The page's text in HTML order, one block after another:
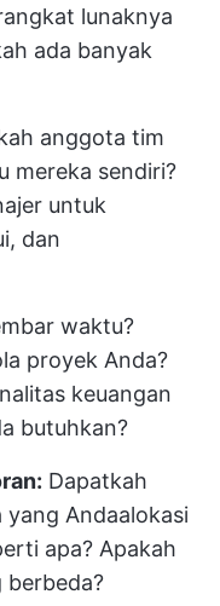
lunaknya
ada banyak
anggota tim
mereka sendiri?
untuk
dan
waktu?
proyek Anda?
keuangan
butuhkan?
Dapatkah
yang Andaalokasi
apa? Apakah
berbeda?